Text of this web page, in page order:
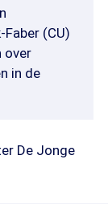
(CU)
over
in de
De Jonge